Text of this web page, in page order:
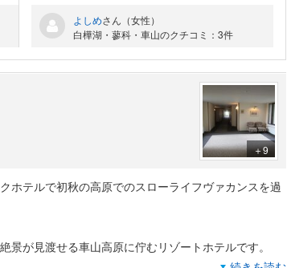
た。近くにはコンビニすらなく、朝食も夕食も
こちらで。ビュッフェ、フレンチ、和洋中、中
はフロントの日本人スタッフと、外人スタッフ
との縦と横の意思疎通。一例をあげると、レス
トランには外人スタッフしかいない。フレンチ
のコースで、ステーキがレアだったので、ミデ
い。理由不明。催促するとあと5分と。結局デ
くミディアムで出て来る。日本語が分からなか
よしめさん（女性）
白樺湖・蓼科・車山のクチコミ：3件
＋9
ホテルで初秋の高原でのスローライフヴァカンスを過
が見渡せる車山高原に佇むリゾートホテルです。